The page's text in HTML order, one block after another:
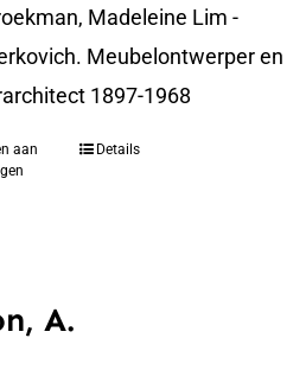
Madeleine Lim -
Meubelontwerper en
1897-1968
aan
Details
A.